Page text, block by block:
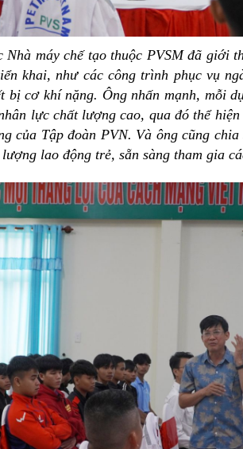
máy chế tạo thuộc PVSM đã giới
khai, như các công trình phục vụ
bị cơ khí nặng. Ông nhấn mạnh, mỗi
lực chất lượng cao, qua đó thể
của Tập đoàn PVN. Và ông cũng
lao động trẻ, sẵn sàng tham gia